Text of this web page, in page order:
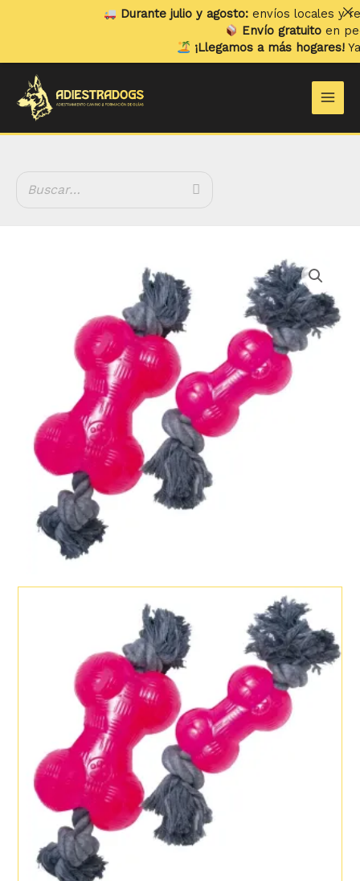
de
precios:
desde
5.95 €
hasta
14.50 €
Durante julio y agosto:envíos locales y
Envío gratuitoen
¡Llegamos a más hogares!Ya